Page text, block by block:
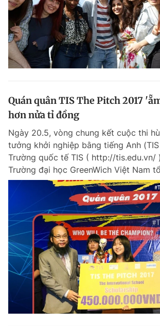
Quán quân TIS The Pitch 2017
hơn nửa tỉ đồng
Ngày 20.5, vòng chung kết cuộc thi
tưởng khởi nghiệp bằng tiếng Anh
Trường quốc tế TIS ( http://tis.edu.vn/
Trường đại học GreenWich Việt Nam